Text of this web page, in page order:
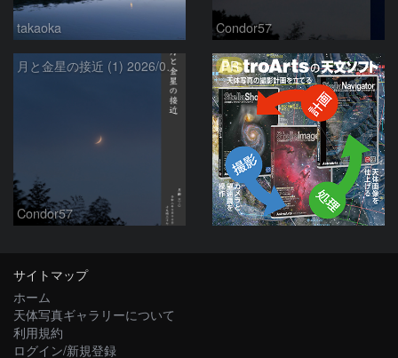
takaoka Condor57
月と金星の接近 (1) 2026/07/17
Condor57
PR
サイトマップ
ホーム
天体写真ギャラリーについて
利用規約
ログイン/新規登録